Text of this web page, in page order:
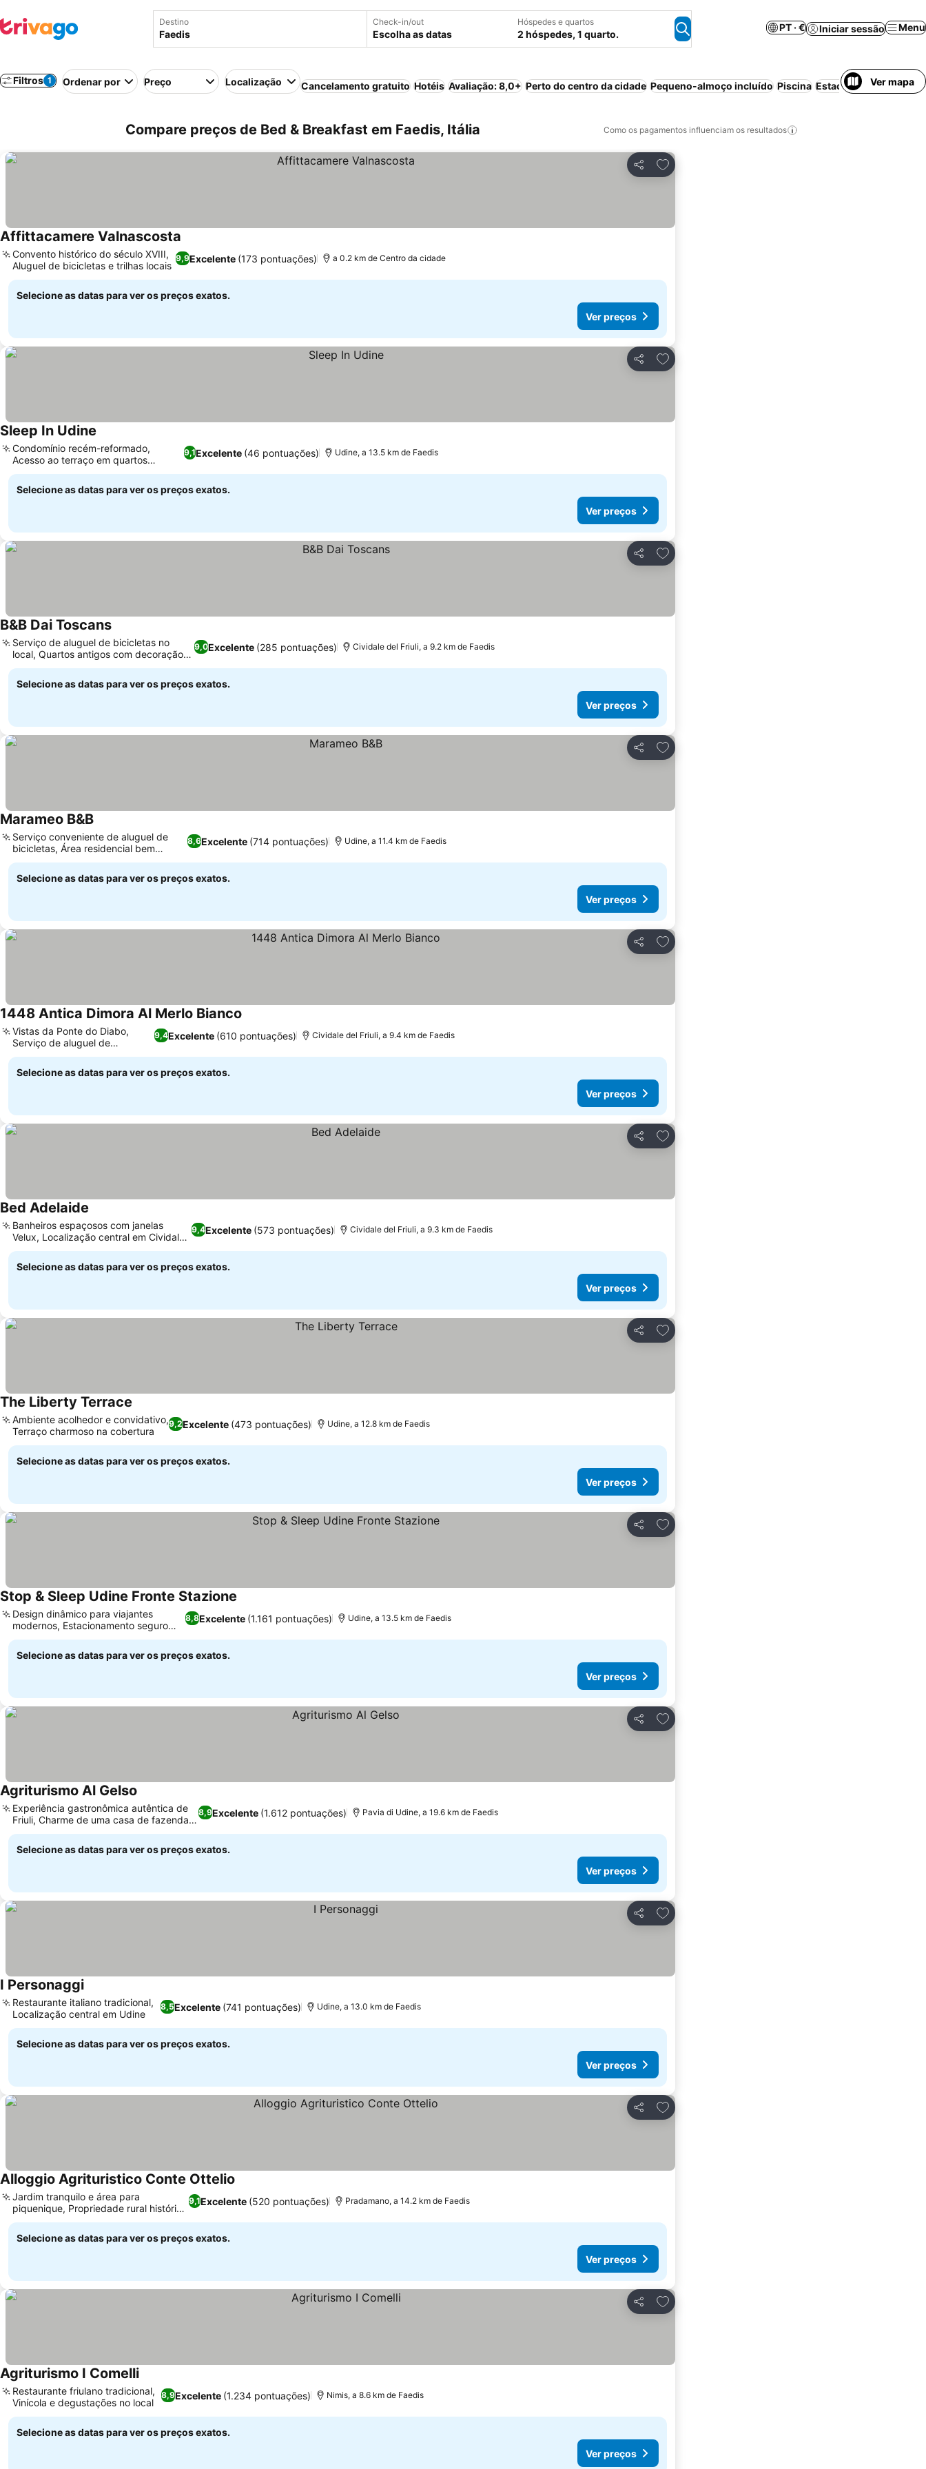
Destino Check-in/out
Escolha as datas
Hóspedes e quartos
2 hóspedes, 1 quarto.
PT · € Iniciar sessão Menu
Filtros 1 Ordenar por Preço Localização Cancelamento gratuito Hotéis Avaliação: 8,0+ Perto do centro da cidade Pequeno-almoço incluído Piscina EstacionamentoVer mapa
Compare preços de Bed & Breakfast em Faedis, Itália Como os pagamentos influenciam os resultados
Partilhar
Adicionar aos favoritos
Affittacamere Valnascosta
9,9Excelente (173 pontuações)
Convento histórico do século XVIII,
Aluguel de bicicletas e trilhas locais
a 0.2 km de Centro da cidade
Selecione as datas para ver os preços exatos.
Ver preços
Partilhar
Adicionar aos favoritos
Sleep In Udine
9,1Excelente (46 pontuações)
Condomínio recém-reformado,
Acesso ao terraço em quartos
selecionados
Udine, a 13.5 km de Faedis
Selecione as datas para ver os preços exatos.
Ver preços
Partilhar
Adicionar aos favoritos
B&B Dai ToscansVer preços
9,0Excelente (285 pontuações)
Serviço de aluguel de bicicletas no
local, Quartos antigos com decoração
individual
Cividale del Friuli, a 9.2 km de Faedis
Selecione as datas para ver os preços exatos.
Ver preços
Partilhar
Adicionar aos favoritos
Marameo B&BVer preços
8,6Excelente (714 pontuações)
Serviço conveniente de aluguel de
bicicletas, Área residencial bem
conectada
Udine, a 11.4 km de Faedis
Selecione as datas para ver os preços exatos.
Ver preços
Partilhar
Adicionar aos favoritos
1448 Antica Dimora Al Merlo Bianco
9,4Excelente (610 pontuações)
Vistas da Ponte do Diabo,
Serviço de aluguel de
bicicletas
Cividale del Friuli, a 9.4 km de Faedis
Selecione as datas para ver os preços exatos.
Ver preços
Partilhar
Adicionar aos favoritos
Bed Adelaide
9,4Excelente (573 pontuações)
Banheiros espaçosos com janelas
Velux, Localização central em Cividale
del Friuli
Cividale del Friuli, a 9.3 km de Faedis
Selecione as datas para ver os preços exatos.
Ver preços
Partilhar
Adicionar aos favoritos
The Liberty Terrace
9,2Excelente (473 pontuações)
Ambiente acolhedor e convidativo,
Terraço charmoso na cobertura
Udine, a 12.8 km de Faedis
Selecione as datas para ver os preços exatos.
Ver preços
Partilhar
Adicionar aos favoritos
Stop & Sleep Udine Fronte Stazione
8,8Excelente (1.161 pontuações)
Design dinâmico para viajantes
modernos, Estacionamento seguro
para motos
Udine, a 13.5 km de Faedis
Selecione as datas para ver os preços exatos.
Ver preços
Partilhar
Adicionar aos favoritos
Agriturismo Al Gelso
8,9Excelente (1.612 pontuações)
Experiência gastronômica autêntica de
Friuli, Charme de uma casa de fazenda
histórica
Pavia di Udine, a 19.6 km de Faedis
Selecione as datas para ver os preços exatos.
Ver preços
Partilhar
Adicionar aos favoritos
I PersonaggiVer preços
8,5Excelente (741 pontuações)
Restaurante italiano tradicional,
Localização central em Udine
Udine, a 13.0 km de Faedis
Selecione as datas para ver os preços exatos.
Ver preços
Partilhar
Adicionar aos favoritos
Alloggio Agrituristico Conte Ottelio
9,1Excelente (520 pontuações)
Jardim tranquilo e área para
piquenique, Propriedade rural histórica
restaurada
Pradamano, a 14.2 km de Faedis
Selecione as datas para ver os preços exatos.
Ver preços
Partilhar
Adicionar aos favoritos
Agriturismo I ComelliVer preços
8,9Excelente (1.234 pontuações)
Restaurante friulano tradicional,
Vinícola e degustações no local
Nimis, a 8.6 km de Faedis
Selecione as datas para ver os preços exatos.
Ver preços